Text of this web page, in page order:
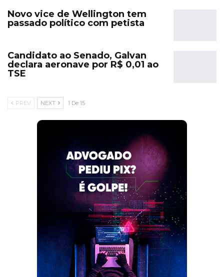
Novo vice de Wellington tem
passado político com petista
Candidato ao Senado, Galvan
declara aeronave por R$ 0,01 ao
TSE
PREV NEXT 1 De 15